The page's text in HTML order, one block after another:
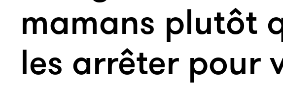
mamans plutôt
les arrêter pour